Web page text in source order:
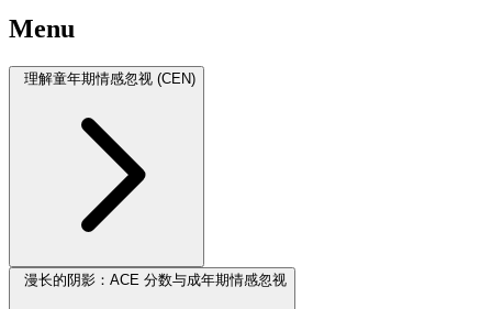
Menu
理解童年期情感忽视 (CEN)
漫长的阴影：ACE 分数与成年期情感忽视